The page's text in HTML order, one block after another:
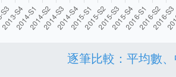
逐筆比較：平均數